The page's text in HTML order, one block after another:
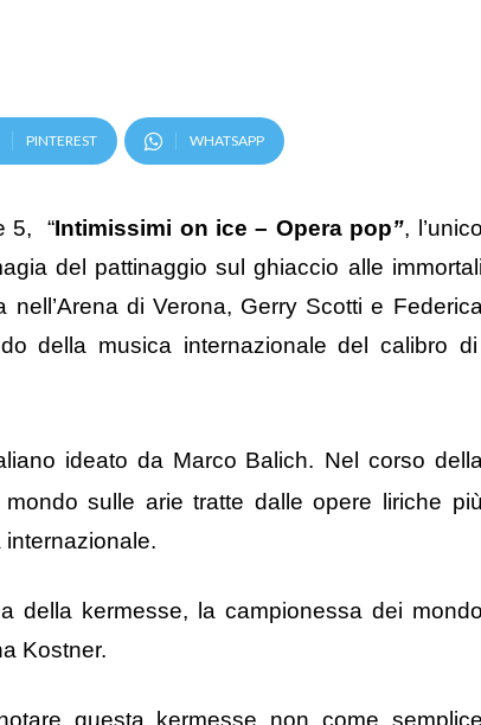
PINTEREST WHATSAPP
5, “Intimissimi on ice – Opera pop”, l’unico
del pattinaggio sul ghiaccio alle immortali
di Verona, Gerry Scotti e
della musica internazionale del calibro di
ideato da Marco Balich. Nel corso
sulle arie tratte dalle opere liriche più
della kermesse, la campionessa dei
Kostner.